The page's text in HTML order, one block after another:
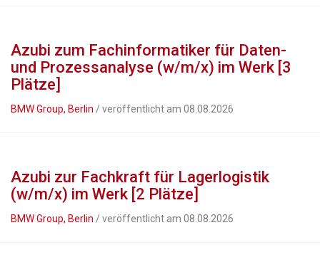
Azubi zum Fachinformatiker für Daten-
und Prozessanalyse (w/m/x) im Werk [3
Plätze]
BMW Group, Berlin / veröffentlicht am 08.08.2026
Azubi zur Fachkraft für Lagerlogistik
(w/m/x) im Werk [2 Plätze]
BMW Group, Berlin / veröffentlicht am 08.08.2026